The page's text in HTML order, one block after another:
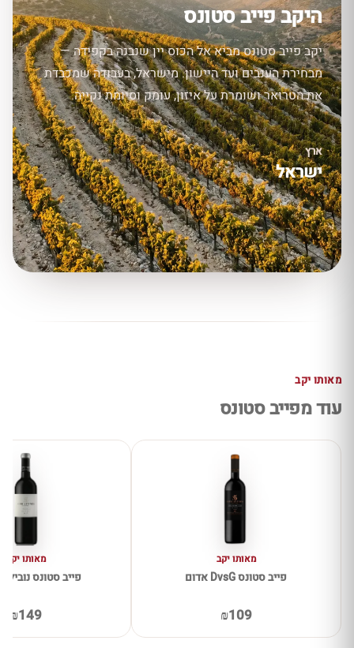
היקב פייב סטונס
יקב פייב סטונס מביא אל הכוס יין שנבנה בקפידה —
מבחירת הענבים ועד היישון. מישראל, בעבודה שמכבדת
את הטרואר ושומרת על איזון, עומק וסיומת נקייה.
ארץ
ישראל
מאותו יקב
עוד מפייב סטונס
מאותו יקב
פייב סטונס DvsG אדום
₪109
מאותו יקב
פייב סטונס
₪149